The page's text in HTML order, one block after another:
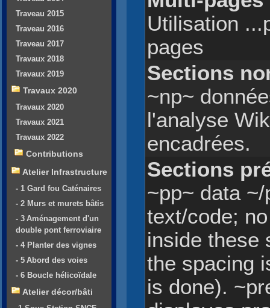
Utilisation
pages
Sections
~np~
l'analyse
encadrées.
Sections
~pp~ data
text/code;
inside these
the spacing
is done).
Traveau 2015
Traveau 2016
Traveau 2017
Travaux 2018
Travaux 2019
Travaux 2020
Travaux 2020
Travaux 2021
Travaux 2022
Contributions
Atelier Infrastructure
- 1 Gard fou Caténaires
- 2 Murs et murets bâtis
- 3 Aménagement d'un
double pont ferroviaire
- 4 Planter des vignes
- 5 Abord des voies
- 6 Boucle hélicoïdale
Atelier décor/bâti